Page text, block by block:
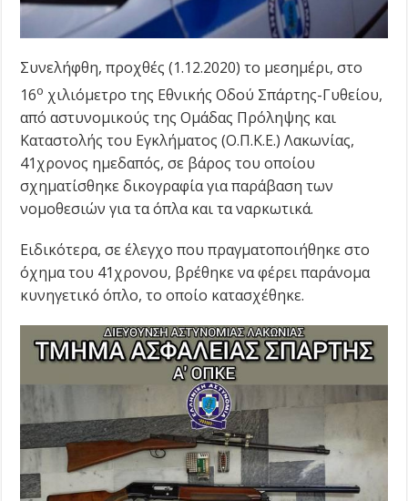
Συνελήφθη, προχθές (1.12.2020) το μεσημέρι, στο
16ο χιλιόμετρο της Εθνικής Οδού Σπάρτης-Γυθείου,
από αστυνομικούς της Ομάδας Πρόληψης και
Καταστολής του Εγκλήματος (Ο.Π.Κ.Ε.) Λακωνίας,
41χρονος ημεδαπός, σε βάρος του οποίου
σχηματίσθηκε δικογραφία για παράβαση των
νομοθεσιών για τα όπλα και τα ναρκωτικά.
Ειδικότερα, σε έλεγχο που πραγματοποιήθηκε στο
όχημα του 41χρονου, βρέθηκε να φέρει παράνομα
κυνηγετικό όπλο, το οποίο κατασχέθηκε.